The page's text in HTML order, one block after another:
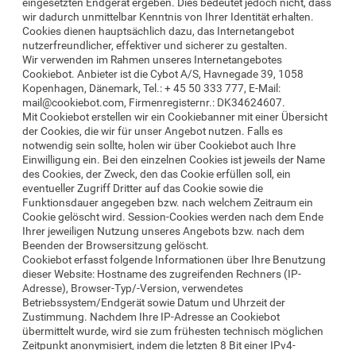
wir dadurch unmittelbar Kenntnis von Ihrer Identität erhalten.
Cookies dienen hauptsächlich dazu, das Internetangebot
nutzerfreundlicher, effektiver und sicherer zu gestalten.
Wir verwenden im Rahmen unseres Internetangebotes
Cookiebot. Anbieter ist die Cybot A/S, Havnegade 39, 1058
Kopenhagen, Dänemark, Tel.: + 45 50 333 777, E-Mail:
mail@cookiebot.com, Firmenregisternr.: DK34624607.
Mit Cookiebot erstellen wir ein Cookiebanner mit einer Übersicht
der Cookies, die wir für unser Angebot nutzen. Falls es
notwendig sein sollte, holen wir über Cookiebot auch Ihre
Einwilligung ein. Bei den einzelnen Cookies ist jeweils der Name
des Cookies, der Zweck, den das Cookie erfüllen soll, ein
eventueller Zugriff Dritter auf das Cookie sowie die
Funktionsdauer angegeben bzw. nach welchem Zeitraum ein
Cookie gelöscht wird. Session-Cookies werden nach dem Ende
Ihrer jeweiligen Nutzung unseres Angebots bzw. nach dem
Beenden der Browsersitzung gelöscht.
Cookiebot erfasst folgende Informationen über Ihre Benutzung
dieser Website: Hostname des zugreifenden Rechners (IP-
Adresse), Browser-Typ/-Version, verwendetes
Betriebssystem/Endgerät sowie Datum und Uhrzeit der
Zustimmung. Nachdem Ihre IP-Adresse an Cookiebot
übermittelt wurde, wird sie zum frühesten technisch möglichen
Zeitpunkt anonymisiert, indem die letzten 8 Bit einer IPv4-